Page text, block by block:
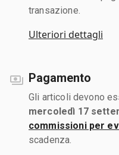
transazione.
Ulteriori dettagli
Pagamento
Gli articoli devono
mercoledì 17
commissioni per
scadenza.